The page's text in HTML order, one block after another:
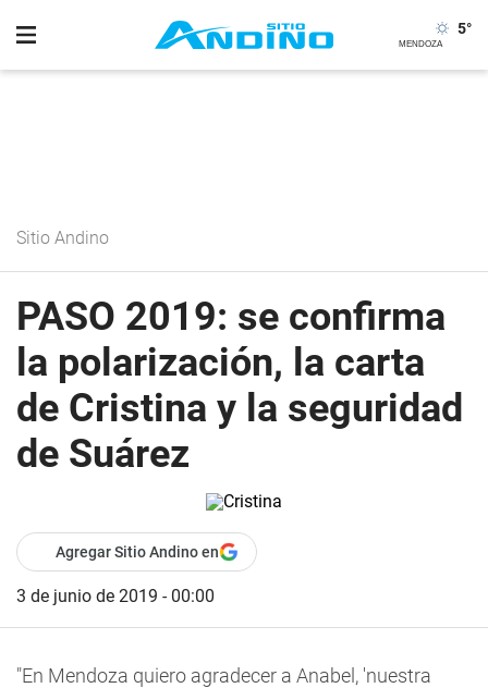
5°
Sitio Andino
PASO 2019: se confirma
la polarización, la carta
de Cristina y la seguridad
de Suárez
Agregar Sitio Andino en
3 de junio de 2019 - 00:00
"En Mendoza quiero agradecer a Anabel, 'nuestra